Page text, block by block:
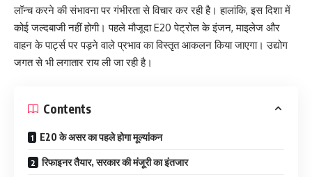
लॉन्च करने की संभावना पर गंभीरता से विचार कर रही है। हालांकि, इस दिशा में
कोई जल्दबाजी नहीं होगी। पहले मौजूदा E20 पेट्रोल के इंजन, माइलेज और
वाहन के पार्ट्स पर पड़ने वाले प्रभाव का विस्तृत आकलन किया जाएगा। उद्योग
जगत से भी लगातार राय ली जा रही है।
Contents
E20 के असर का पहले होगा मूल्यांकन
रिफाइनर तैयार, सरकार की मंजूरी का इंतजार